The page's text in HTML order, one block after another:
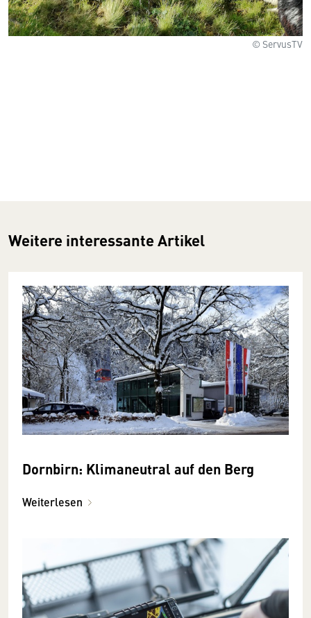
© ServusTV
Weitere interessante Artikel
Dornbirn: Klimaneutral auf den Berg
Weiterlesen